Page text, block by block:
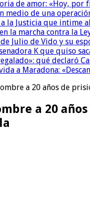
de amor: «Hoy, por
medio de una
la Justicia que intime
la marcha contra la
Julio de Vido y su
K que quiso
qué declaró
a Maradona:
a 20 años de
a 20